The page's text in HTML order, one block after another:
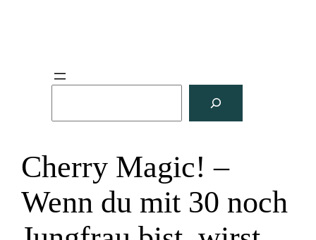
e
Cherry Magic! –
Wenn du mit 30 noch